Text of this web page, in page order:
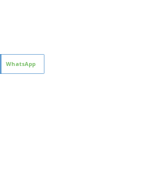
WhatsApp